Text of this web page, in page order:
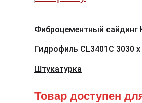
Фиброцементный сайдинг
Гидрофиль CL3401C 3030
Штукатурка
Товар доступен